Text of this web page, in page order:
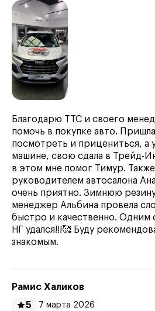
Благодарю ТТС и своего
помочь в покупке авто.
посмотреть и прицениться, а
машине, свою сдала в Трейд-
в этом мне помог Тимур.
руководителем автосалона
очень приятно. Зимнюю
менеджер Альбина провела
быстро и качественно. Одним
НГ удался!!!🥰 Буду
знакомым.
Рамис Халиков
5
7 марта 2026